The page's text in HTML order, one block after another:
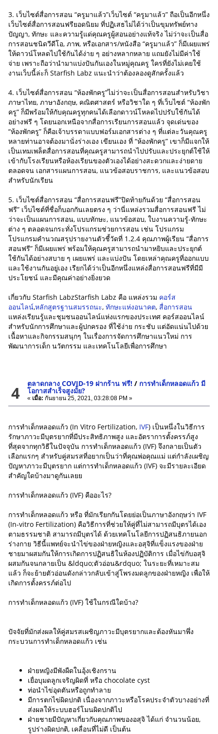
3. เว็บไซต์สื่อการสอน “ครูมาแล้ว”เว็บไซต์ “ครูมาแล้ว” ถือเป็นอีกหนึ่ง
เว็บไซต์สื่อการสอนฟรียอดนิยม ที่ปฏิเสธไม่ได้ว่าเป็นขุมทรัพย์ทาง
ปัญญา, ทักษะ และความรู้แด่คุณครูผู้สอนอย่างแท้จริง ไม่ว่าจะเป็นสื่อ
การสอนชนิดวีดีโอ, ภาพ, หรือเอกสาร/หนังสือ “ครูมาแล้ว” ก็มีเผยแพร่
ให้ดาวน์โหลดไปใช้กันได้ง่าย ๆ อย่างหลากหลาย แถมยังไม่มีค่าใช้
จ่าย เพราะถือว่านำมาแบ่งปันกันเองในหมู่คุณครู ใครที่ยังไม่เคยใช้
งานเว็บนี้ล่ะก็ Starfish Labz แนะนำว่าต้องลองดูสักครั้งแล้ว
4. เว็บไซต์สื่อการสอน “ห้องพักครู”ไม่ว่าจะเป็นสื่อการสอนสำหรับวิชา
ภาษาไทย, ภาษาอังกฤษ, คณิตศาสตร์ หรือวิชาใด ๆ ที่เว็บไซต์ “ห้องพัก
ครู” ก็มีพร้อมให้กับคุณครูทุกคนได้เลือกดาวน์โหลดไปปรับใช้กันได้
อย่างฟรี ๆ โดยนอกเหนือจากสื่อการเรียนการสอนแล้ว จุดเด่นของ
“ห้องพักครู” ก็คือเจ้าบรรดาแบบฟอร์มเอกสารต่าง ๆ ที่แต่ละวันคุณครู
หลายท่านอาจต้องมานั่งร่างเอง เขียนเอง ที่ “ห้องพักครู” เขาก็มีแจกให้
เป็นเทมเพล็ตสื่อการสอนที่คุณครูสามารถนำไปปรับและประยุกต์ใช้ให้
เข้ากับโรงเรียนหรือห้องเรียนของตัวเองได้อย่างสะดวกและง่ายดาย
ตลอดจน เอกสารแผนการสอน, แนวข้อสอบราชการ, และแนวข้อสอบ
สำหรับนักเรียน
5. เว็บไซต์สื่อการสอน “สื่อการสอนฟรี”ปิดท้ายกันด้วย “สื่อการสอน
ฟรี” เว็บไซต์ที่ชื่อก็บอกกันเลยตรง ๆ ว่านี่แหล่งรวมสื่อการสอนฟรี ไม่
ว่าจะเป็นแผนการสอน, แบบทักษะ, แนวข้อสอบ, ใบงานความรู้-ทักษะ
ต่าง ๆ ตลอดจนกระทั่งโปรแกรมช่วยการสอน เช่น โปรแกรม
โปรแกรมคำนวณสรุปรายงานตัวชี้วัดที่ 1.2.4 คุณภาพผู้เรียน “สื่อการ
สอนฟรี” ก็มีเผยแพร่ พร้อมให้คุณครูสามารถนำมาหยิบและประยุกต์
ใช้กันได้อย่างสบาย ๆ เผยแพร่ และแบ่งปัน โดยเหล่าคุณครูที่ออกแบบ
และใช้งานกันอยู่เอง เรียกได้ว่าเป็นอีกหนึ่งแหล่งสื่อการสอนฟรีที่มีมี
ประโยชน์ และมีคุณค่าอย่างยิ่งยวด
เกี่ยวกับ Starfish LabzStarfish Labz คือ แหล่งรวม คอร์ส
ออนไลน์,หลักสูตรฐานสมรรถนะ, ทักษะแห่งอนาคต, สื่อการสอน
แหล่งเรียนรู้และชุมชนออนไลน์แห่งแรกของประเทศ คอร์สออนไลน์
สำหรับนักการศึกษาและผู้ปกครอง ที่ใช้ง่าย กระชับ แต่อัดแน่นไปด้วย
เนื้อหาและกิจกรรมสนุกๆ ในเรื่องการจัดการศึกษาแนวใหม่ การ
พัฒนาการเด็ก นวัตกรรม และเทคโนโลยีเพื่อการศึกษา
4 ตลาดกลาง COVID-19 ฝากร้าน ฟรี! / การทำเด็กหลอดแก้ว มี
โอกาสสำเร็จสูงมั้ย?
« เมื่อ: กันยายน 25, 2021, 03:28:08 PM »
การทำเด็กหลอดแก้ว (In Vitro Fertilization, IVF) เป็นหนึ่งในวิธีการ
รักษาภาวะมีบุตรยากที่มีประสิทธิภาพสูง และอัตราการตั้งครรภ์สูง
ที่สุดจากทุกวิธีในปัจจุบัน การทำเด็กหลอดแก้ว (IVF) จึงกลายเป็นตัว
เลือกแรกๆ สำหรับคู่สมรสที่อยากเป็นว่าที่คุณพ่อคุณแม่ แต่กำลังเผชิญ
ปัญหาภาวะมีบุตรยาก แต่การทำเด็กหลอดแก้ว (IVF) จะมีรายละเอียด
สำคัญใดบ้างมาดูกันเลยย
การทำเด็กหลอดแก้ว (IVF) คืออะไร?
การทำเด็กหลอดแก้ว หรือ ที่มักเรียกกันโดยย่อเป็นภาษาอังกฤษว่า IVF
(In-vitro Fertilization) คือวิธีการที่ช่วยให้คู่ที่ไม่สามารถมีบุตรได้เอง
ตามธรรมชาติ สามารถมีบุตรได้ ด้วยเทคโนโลยีการปฏิสนธิภายนอก
ร่างกาย วิธีนี้แพทย์จะนำไข่ของฝ่ายหญิงและอสุจิที่แข็งแรงของฝ่าย
ชายมาผสมกันให้การเกิดการปฏิสนธิในห้องปฏิบัติการ เมื่อไข่กับอสุจิ
ผสมกันจนกลายเป็น &ldquo;ตัวอ่อน&rdquo; ในระยะที่เหมาะสม
แล้ว ก็จะย้ายตัวอ่อนดังกล่าวกลับเข้าสู่โพรงมดลูกของฝ่ายหญิง เพื่อให้
เกิดการตั้งครรภ์ต่อไป
การทำเด็กหลอดแก้ว (IVF) ใช้ในกรณีใดบ้าง?
ปัจจัยที่มักส่งผลให้คู่สมรสเผชิญภาวะมีบุตรยากและต้องหันมาพึ่ง
กระบวนการทำเด็กหลอดแก้ว เช่น
ฝ่ายหญิงมีพังผืดในอุ้งเชิงกราน
เยื่อบุมดลูกเจริญผิดที่ หรือ chocolate cyst
ท่อนำไข่อุดตันหรือถูกทำลาย
มีการตกไข่ผิดปกติ เนื่องจากภาวะหรือโรคประจำตัวบางอย่างที่
ส่งผลให้ระบบฮอร์โมนผิดปกติไป
ฝ่ายชายมีปัญหาเกี่ยวกับคุณภาพของอสุจิ ได้แก่ จำนวนน้อย,
รูปร่างผิดปกติ, เคลื่อนที่ไม่ดี เป็นต้น